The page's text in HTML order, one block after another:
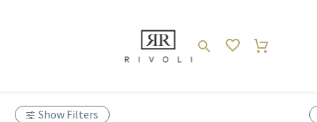
Show Filters